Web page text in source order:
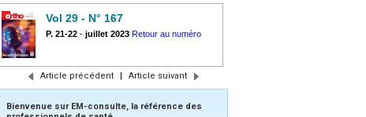
Vol 29 - N° 167
P. 21-22 - juillet 2023 Retour au numéro
Article précédent | Article suivant
Bienvenue sur EM-consulte, la référence des